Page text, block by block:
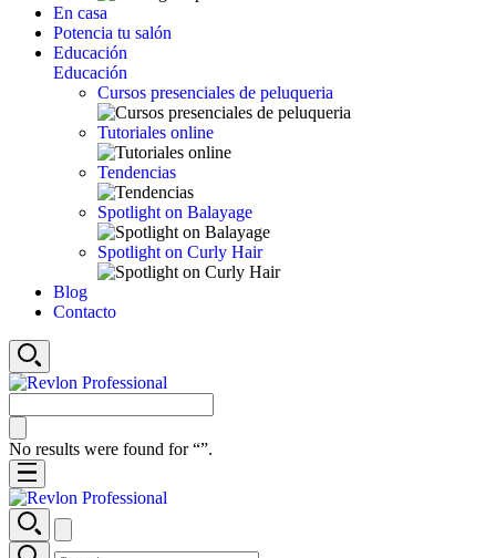
En casa
Potencia tu salón
Educación
Educación
Cursos presenciales de peluqueria
Tutoriales online
Tendencias
Spotlight on Balayage
Spotlight on Curly Hair
Blog
Contacto
No results were found for “”.